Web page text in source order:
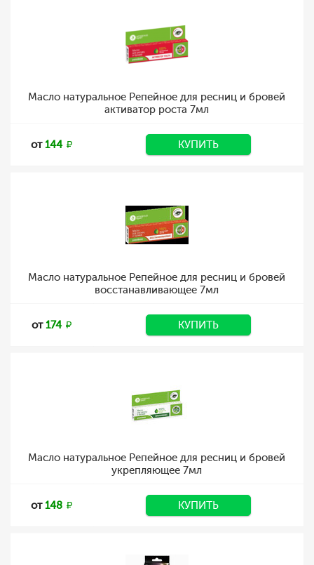
Масло натуральное Репейное для ресниц и бровей
активатор роста 7мл
от144 КУПИТЬ
Масло натуральное Репейное для ресниц и бровей
восстанавливающее 7мл
от174 КУПИТЬ
Масло натуральное Репейное для ресниц и бровей
укрепляющее 7мл
от148 КУПИТЬ